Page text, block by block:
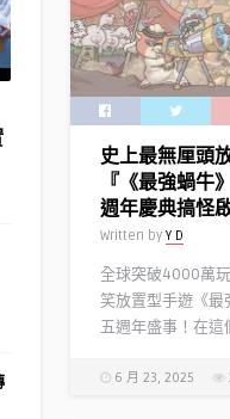
史上最無厘頭
『《最強蝸牛
週年慶典搞怪
Written by Y D
全球突破4000萬
笑放置型手遊《最
五週年盛事！在這
6 月 23, 2025